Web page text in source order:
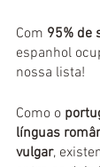
Com 95% de
espanhol
nossa lista!
Como o
línguas
vulgar,